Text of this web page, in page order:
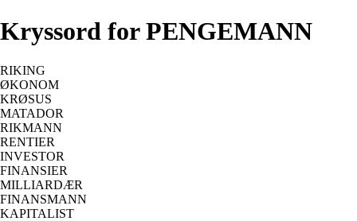
Kryssord for PENGEMANN
RIKING
ØKONOM
KRØSUS
MATADOR
RIKMANN
RENTIER
INVESTOR
FINANSIER
MILLIARDÆR
FINANSMANN
KAPITALIST